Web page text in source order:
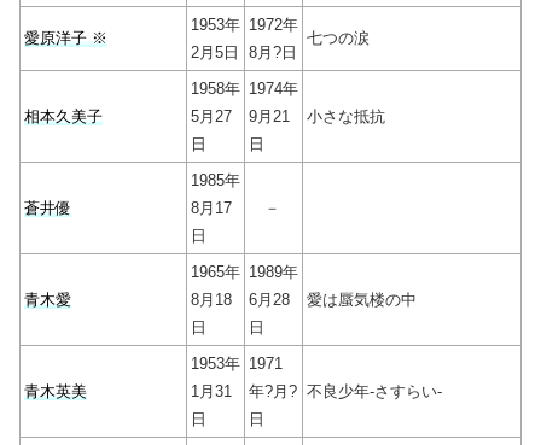
愛原洋子 ※
1953年
2月5日
1972年
8月?日
七つの涙
相本久美子
1958年
5月27
日
1974年
9月21
日
小さな抵抗
蒼井優
1985年
8月17
日
－
青木愛
1965年
8月18
日
1989年
6月28
日
愛は蜃気楼の中
青木英美
1953年
1月31
日
1971
年?月?
日
不良少年-さすらい-